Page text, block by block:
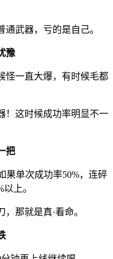
武器，亏的是自己。
豫
怪一直大爆，有时候毛都
！这时候成功率明显不一
把
果单次成功率50%，连碎
上。
那就是真·看命。